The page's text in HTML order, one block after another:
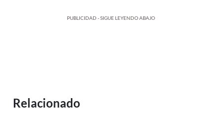
PUBLICIDAD - SIGUE LEYENDO ABAJO
Relacionado